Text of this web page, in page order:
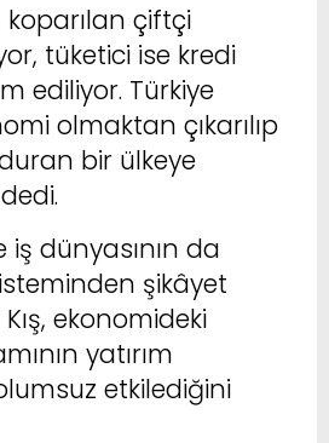
koparılan çiftçi
tüketici ise kredi
ediliyor. Türkiye
olmaktan çıkarılıp
bir ülkeye
iş dünyasının da
şikâyet
ekonomideki
yatırım
etkilediğini